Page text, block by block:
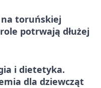
toruńskiej
potrwają dłużej
i dietetyka.
dla dziewcząt